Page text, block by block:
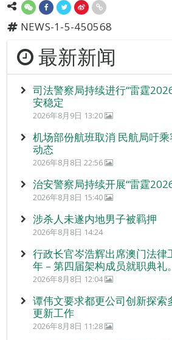
NEWS-1-5-450568
最新新闻
司法警察局持续进行“雷霆
安稳定
2026年8月9日 13:20
机场部份航班取消 民航局吁
动态
2026年8月8日 22:56
治安警察局持续开展“雷霆
2026年8月8日 15:40
涉杀人未遂内地男子被羁押
2026年8月8日 14:24
行政长官岑浩辉出席澳门法律
年 – 第四届架构成员就职典礼。
2026年8月8日 12:04
谭伟文要求都更公司创新探索
更新工作
2026年8月8日 11:28